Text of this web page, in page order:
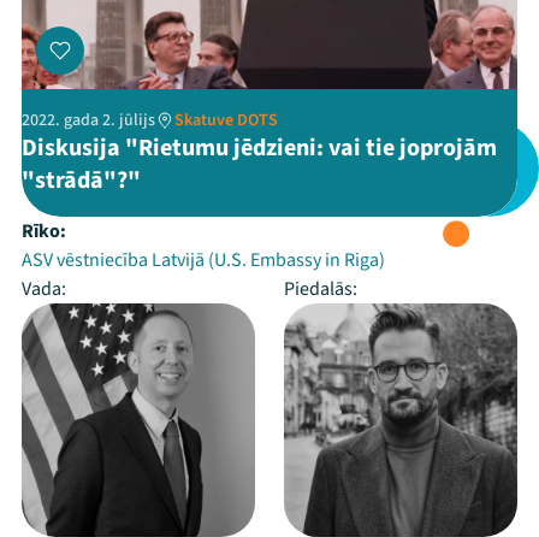
2022. gada 2. jūlijs Skatuve DOTS
Diskusija "Rietumu jēdzieni: vai tie joprojām
"strādā"?"
Rīko:
ASV vēstniecība Latvijā (U.S. Embassy in Riga)
Vada:
Piedalās: